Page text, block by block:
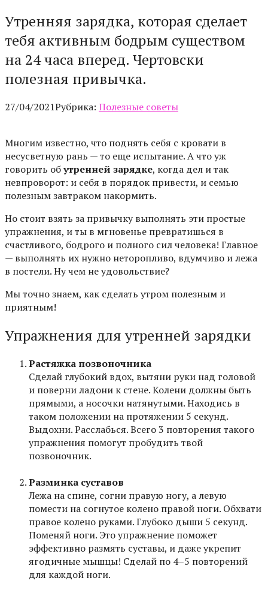
Утренняя зарядка, которая сделает
тебя активным бодрым существом
на 24 часа вперед. Чертовски
полезная привычка.
27/04/2021Рубрика: Полезные советы
Многим известно, что поднять себя с кровати в
несусветную рань — то еще испытание. А что уж
говорить обутренней зарядке, когда дел и так
невпроворот: и себя в порядок привести, и семью
полезным завтраком накормить.
Но стоит взять за привычку выполнять эти простые
упражнения, и ты в мгновенье превратишься в
счастливого, бодрого и полного сил человека! Главное
— выполнять их нужно неторопливо, вдумчиво и лежа
в постели. Ну чем не удовольствие?
Мы точно знаем, как сделать утром полезным и
приятным!
Упражнения для утренней зарядки
Растяжка позвоночника
Сделай глубокий вдох, вытяни руки над головой
и поверни ладони к стене. Колени должны быть
прямыми, а носочки натянутыми. Находись в
таком положении на протяжении 5 секунд.
Выдохни. Расслабься. Всего 3 повторения такого
упражнения помогут пробудить твой
позвоночник.
Разминка суставов
Лежа на спине, согни правую ногу, а левую
помести на согнутое колено правой ноги. Обхвати
правое колено руками. Глубоко дыши 5 секунд.
Поменяй ноги. Это упражнение поможет
эффективно размять суставы, и даже укрепит
ягодичные мышцы! Сделай по 4–5 повторений
для каждой ноги.